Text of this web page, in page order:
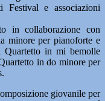
Festival e associazioni
in collaborazione con
minore per pianoforte e
Quartetto in mi bemolle
in do minore per
giovanile per